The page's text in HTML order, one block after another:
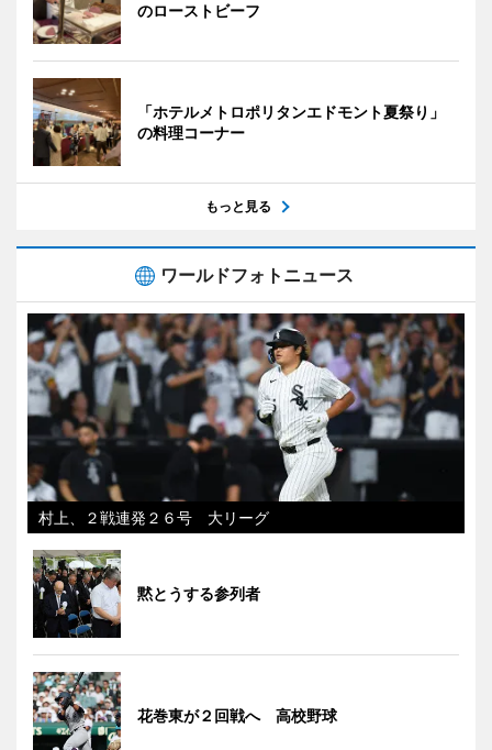
のローストビーフ
「ホテルメトロポリタンエドモント夏祭り」
の料理コーナー
もっと見る
ワールドフォトニュース
村上、２戦連発２６号 大リーグ
黙とうする参列者
花巻東が２回戦へ 高校野球